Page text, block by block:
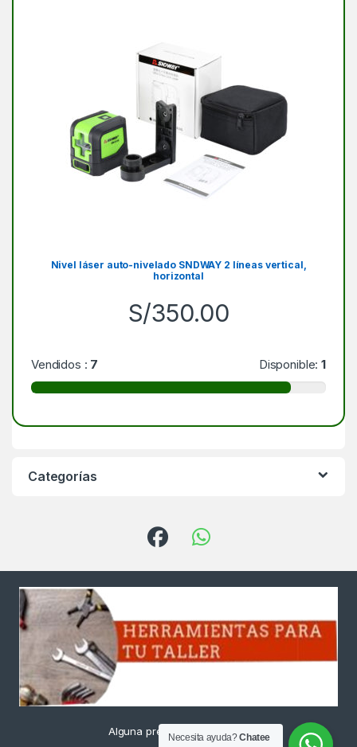
Nivel láser auto-nivelado SNDWAY 2 líneas vertical,
horizontal
S/350.00
Vendidos : 7 Disponible:1
Categorías
Alguna pregunta ? Llámanos
Necesita ayuda?Chatee